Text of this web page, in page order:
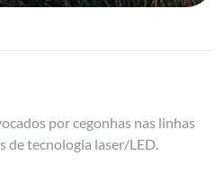
por cegonhas nas linhas
de tecnologia laser/LED.